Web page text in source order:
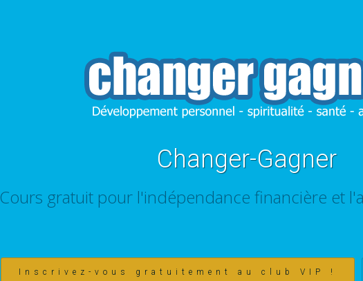
Changer-Gagner
Cours gratuit pour l'indépendance financière et
Inscrivez-vous gratuitement au club VIP !